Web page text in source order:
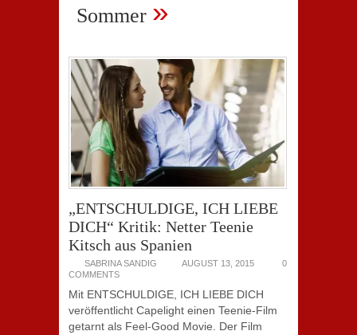
Sommer »
„ENTSCHULDIGE, ICH LIEBE
DICH“ Kritik: Netter Teenie
Kitsch aus Spanien
SABRINA SANDIG AUGUST 13, 2015
0
COMMENTS
Mit ENTSCHULDIGE, ICH LIEBE DICH
veröffentlicht Capelight einen Teenie-Film
getarnt als Feel-Good Movie. Der Film